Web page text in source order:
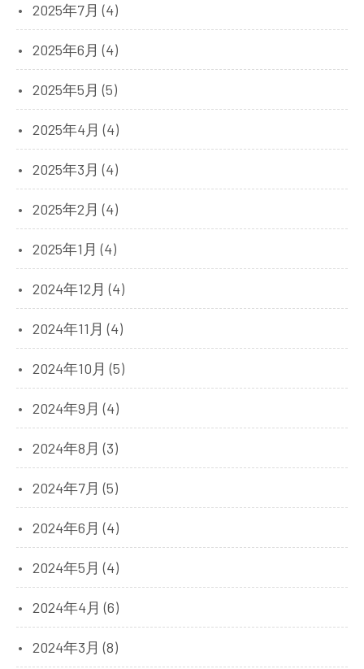
2025年7月 (4)
2025年6月 (4)
2025年5月 (5)
2025年4月 (4)
2025年3月 (4)
2025年2月 (4)
2025年1月 (4)
2024年12月 (4)
2024年11月 (4)
2024年10月 (5)
2024年9月 (4)
2024年8月 (3)
2024年7月 (5)
2024年6月 (4)
2024年5月 (4)
2024年4月 (6)
2024年3月 (8)